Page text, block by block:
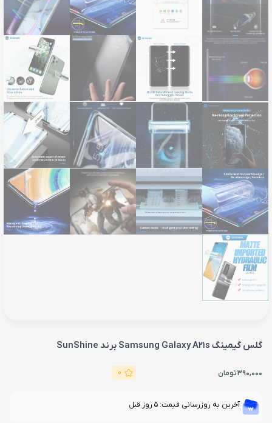
گلس گیمینگ Samsung Galaxy A21s برند SunShine
390,000تومان 0
آخرین به روزرسانی قیمت: 5 روز قبل